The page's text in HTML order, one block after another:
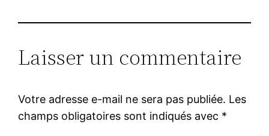
Laisser un commentaire
Votre adresse e-mail ne sera pas publiée. Les
champs obligatoires sont indiqués avec *